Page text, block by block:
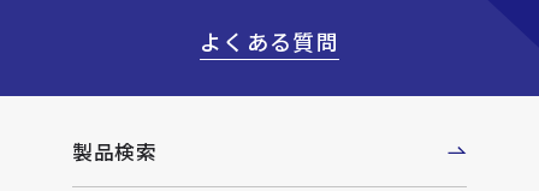
よくある質問
製品検索